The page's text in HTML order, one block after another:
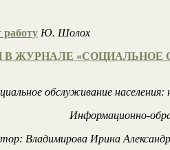
Ю. Шолох
ЖУРНАЛЕ
обслуживание
Информационно-
Владимирова Ирина